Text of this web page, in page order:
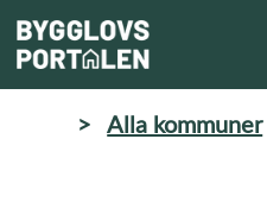
> Alla kommuner